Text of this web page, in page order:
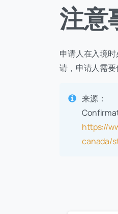
注意
申请人在入境
请，申请人需要
来源：
https://
canada/